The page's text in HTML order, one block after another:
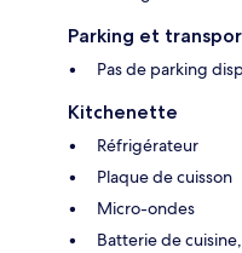
Parking et
Pas de parking
Kitchenette
Réfrigérateur
Plaque de cuisson
Micro-ondes
Batterie de